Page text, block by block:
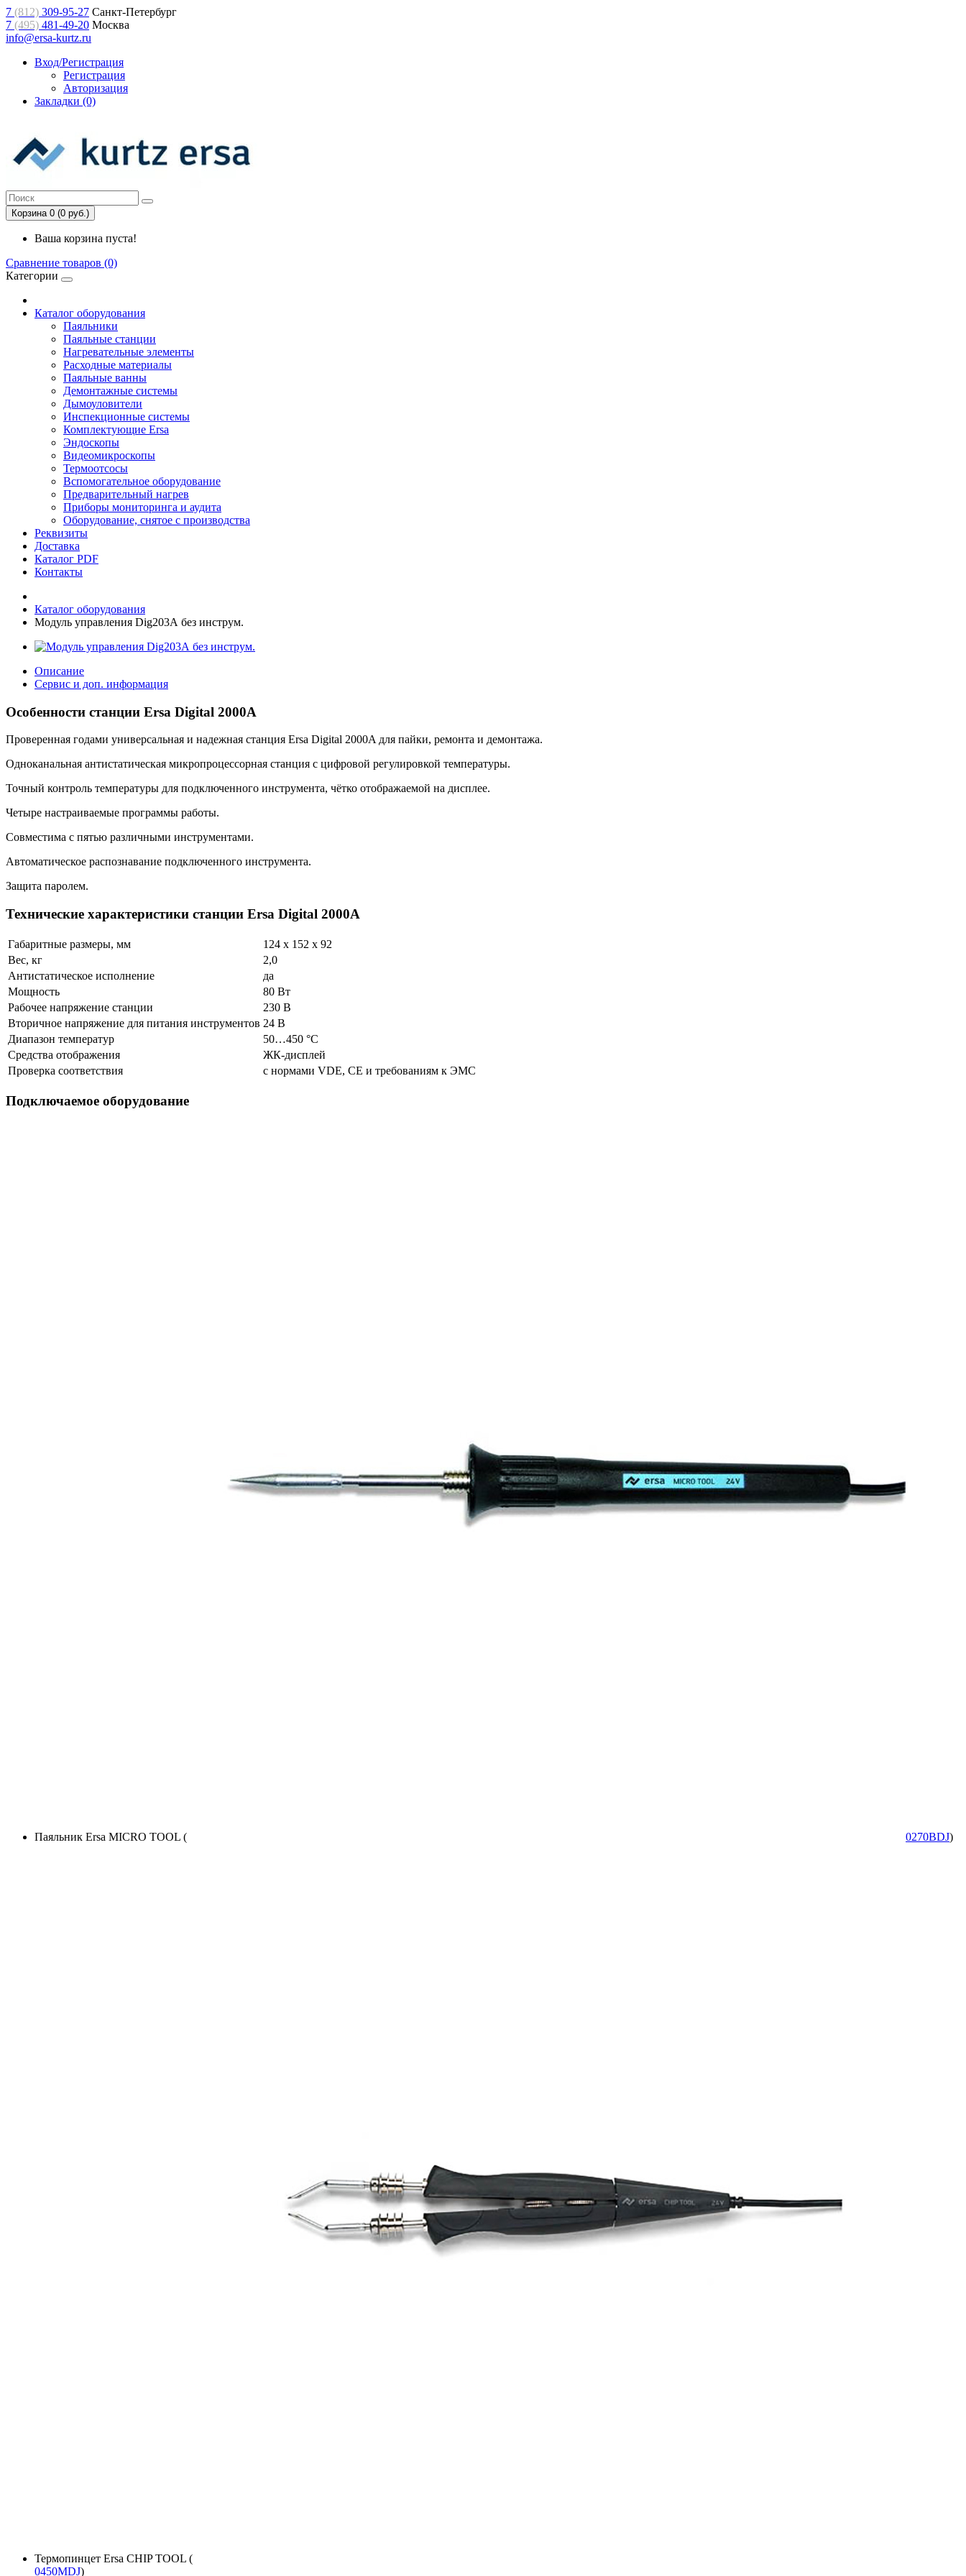
7 (812) 309-95-27 Санкт-Петербург
7 (495) 481-49-20 Москва
info@ersa-kurtz.ru
Вход/Регистрация
Регистрация
Авторизация
Закладки (0)
Корзина 0 (0 руб.)
Ваша корзина пуста!
Сравнение товаров (0)
Категории
Каталог оборудования
Паяльники
Паяльные станции
Нагревательные элементы
Расходные материалы
Паяльные ванны
Демонтажные системы
Дымоуловители
Инспекционные системы
Комплектующие Ersa
Эндоскопы
Видеомикроскопы
Термоотсосы
Вспомогательное оборудование
Предварительный нагрев
Приборы мониторинга и аудита
Оборудование, снятое с производства
Реквизиты
Доставка
Каталог PDF
Контакты
Каталог оборудования
Модуль управления Dig203А без инструм.
Описание
Сервис и доп. информация
Особенности станции Ersa Digital 2000A
Проверенная годами универсальная и надежная станция Ersa Digital 2000A для пайки, ремонта и демонтажа.
Одноканальная антистатическая микропроцессорная станция с цифровой регулировкой температуры.
Точный контроль температуры для подключенного инструмента, чётко отображаемой на дисплее.
Четыре настраиваемые программы работы.
Совместима с пятью различными инструментами.
Автоматическое распознавание подключенного инструмента.
Защита паролем.
Технические характеристики станции Ersa Digital 2000A
Габаритные размеры, мм
124 x 152 x 92
Вес, кг
2,0
Антистатическое исполнение
да
Мощность
80 Вт
Рабочее напряжение станции
230 В
Вторичное напряжение для питания инструментов 24 В
Диапазон температур
50…450 °C
Средства отображения
ЖК-дисплей
Проверка соответствия
с нормами VDE, CE и требованиям к ЭМС
Подключаемое оборудование
Паяльник Ersa MICRO TOOL ( 0270BDJ)
Термопинцет Ersa CHIP TOOL (
0450MDJ)